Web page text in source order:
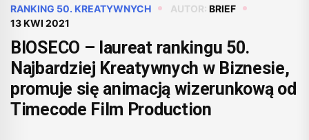
RANKING 50. KREATYWNYCH AUTOR: BRIEF
13 KWI 2021
BIOSECO – laureat rankingu 50.
Najbardziej Kreatywnych w Biznesie,
promuje się animacją wizerunkową od
Timecode Film Production